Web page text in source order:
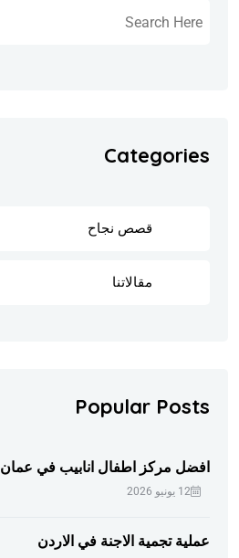
Categories
قصص نجاح
مقالاتنا
Popular Posts
افضل مركز اطفال انابيب في عمان
12 يونيو 2026
عملية تجمية الاجنة في الاردن